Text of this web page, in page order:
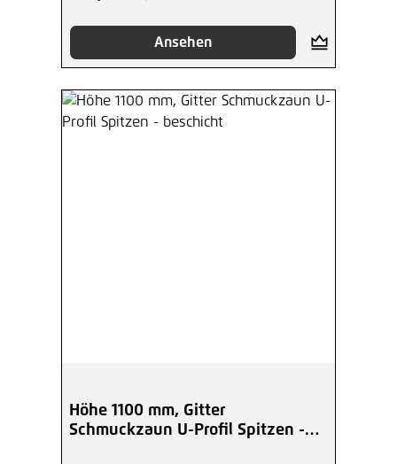
Ansehen
Höhe 1100 mm, Gitter
Schmuckzaun U-Profil Spitzen -